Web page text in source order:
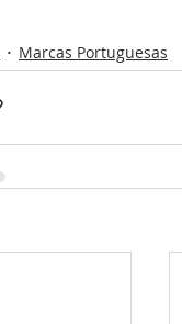
Marcas Portuguesas